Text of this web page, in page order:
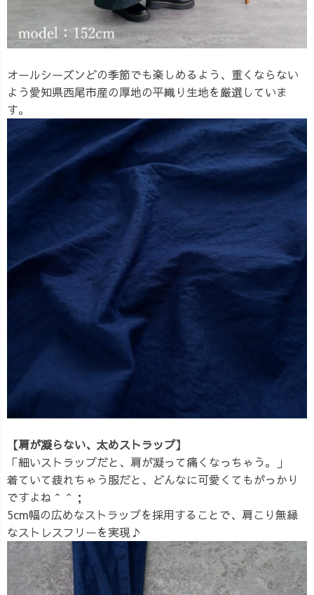
オールシーズンどの季節でも楽しめるよう、重くならない
よう愛知県西尾市産の厚地の平織り生地を厳選していま
す。
【肩が凝らない、太めストラップ】
「細いストラップだと、肩が凝って痛くなっちゃう。」
着ていて疲れちゃう服だと、どんなに可愛くてもがっかり
ですよね＾＾；
5cm幅の広めなストラップを採用することで、肩こり無縁
なストレスフリーを実現♪